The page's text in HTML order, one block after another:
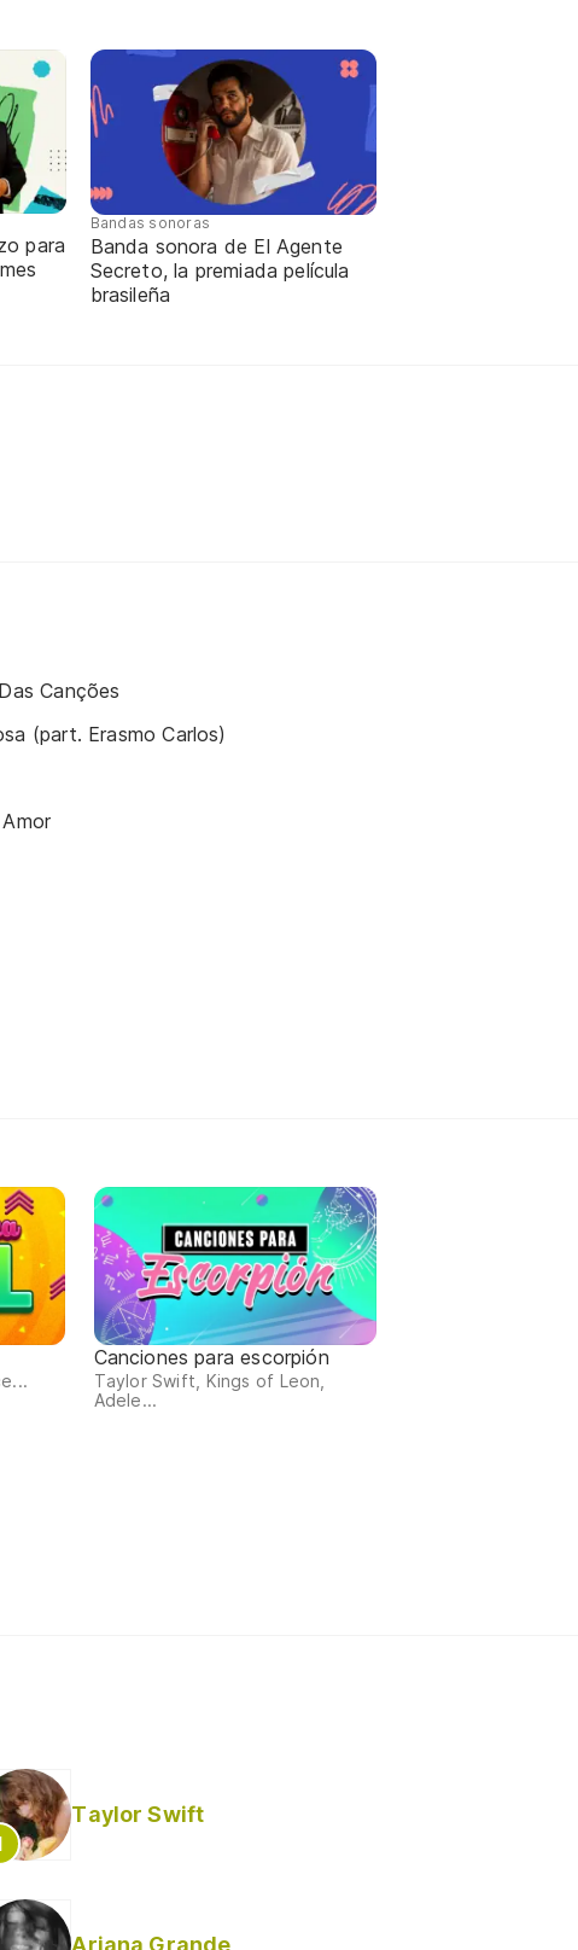
para
Bandas sonoras
Banda sonora de El Agente
Secreto, la premiada película
brasileña
Canções
(part. Erasmo Carlos)
Canciones para escorpión
Taylor Swift, Kings of Leon,
Adele...
Taylor Swift
Ariana Grande